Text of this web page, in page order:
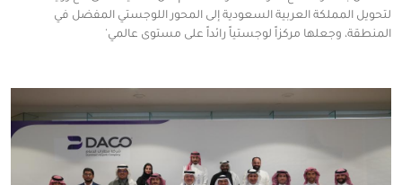
لتحويل المملكة العربية السعودية إلى المحور اللوجستي المفضل في
المنطقة، وجعلها مركزاً لوجستياً رائداً على مستوى عالمي'